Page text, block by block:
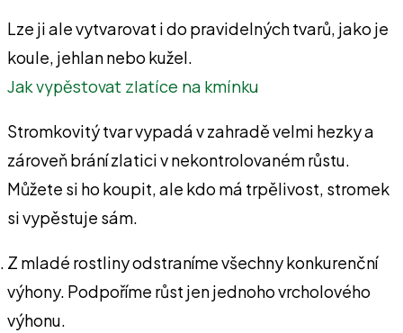
Lze ji ale vytvarovat i do pravidelných tvarů, jako je
koule, jehlan nebo kužel.
Jak vypěstovat zlatíce na kmínku
Stromkovitý tvar vypadá v zahradě velmi hezky a
zároveň brání zlatici v nekontrolovaném růstu.
Můžete si ho koupit, ale kdo má trpělivost, stromek
si vypěstuje sám.
Z mladé rostliny odstraníme všechny konkurenční
výhony. Podpoříme růst jen jednoho vrcholového
výhonu.